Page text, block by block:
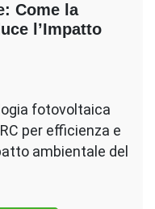
Come la
l’Impatto
fotovoltaica
per efficienza e
ambientale del